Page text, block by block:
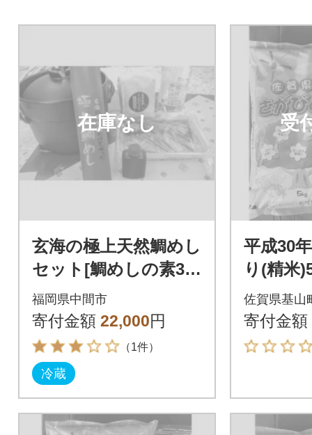
在庫なし
玄海の極上天然鯛めし
セット[鯛めしの素3合
炊用、お米3合、天然
水500ml、土鍋]
福岡県中間市
寄付金額 22,000円
（1件）
冷蔵
受
平成30
り(精米
00g)&
う(135g)
佐賀県基山
寄付金額